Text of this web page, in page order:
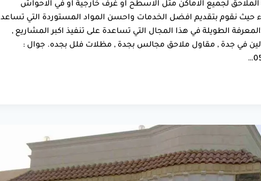
لجميع الاماكن مثل الاسطح او غرف خارجية او في الاحواش
حيث نقوم بتقديم افضل الخدمات واحسن المواد المستوردة التي تساعد
الطويلة في هذا المجال التي تساعدة على تنفيذ اكبر المشاريع ,
في جدة , مقاول ملاحق مجالس بجدة , مظلات فلل بجده. جوال :